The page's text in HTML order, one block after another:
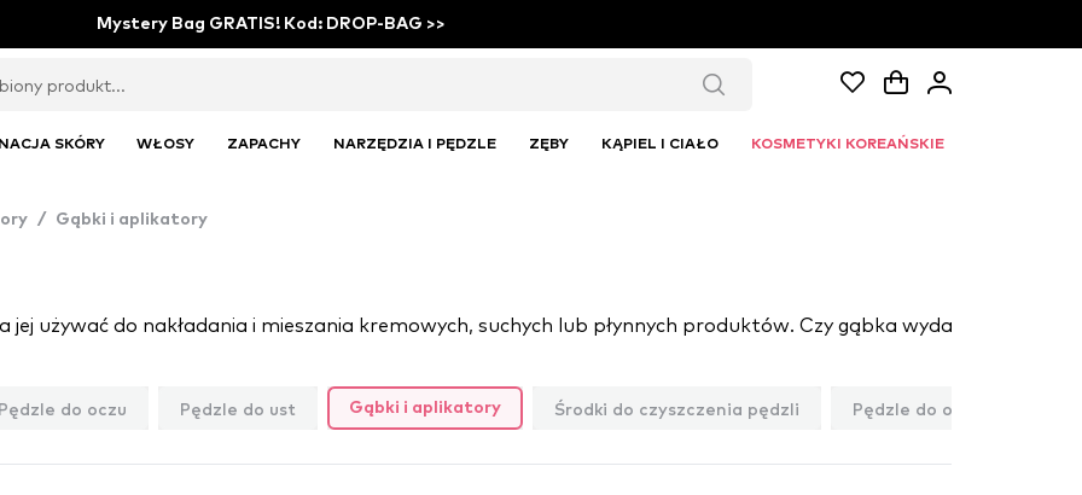
Mystery Bag GRATIS! Kod: DROP-BAG >>
SKÓRY WŁOSY ZAPACHY NARZĘDZIA I PĘDZLE ZĘBY KĄPIEL I CIAŁO KOSMETYKI KOREAŃSKIE
/ Gąbki i aplikatory
do oczu Pędzle do ust Gąbki i aplikatory Środki do czyszczenia pędzli Pędzle do oczyszczania